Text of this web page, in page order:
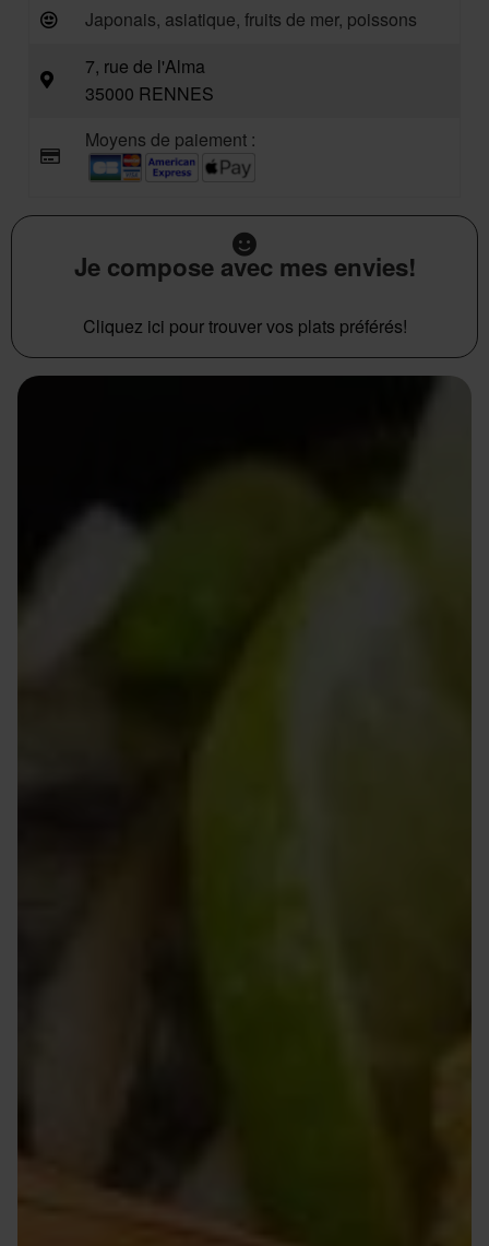
Japonais, asiatique, fruits de mer, poissons
7, rue de l'Alma
35000 RENNES
Moyens de paiement :
Je compose avec mes envies!
Cliquez ici pour trouver vos plats préférés!